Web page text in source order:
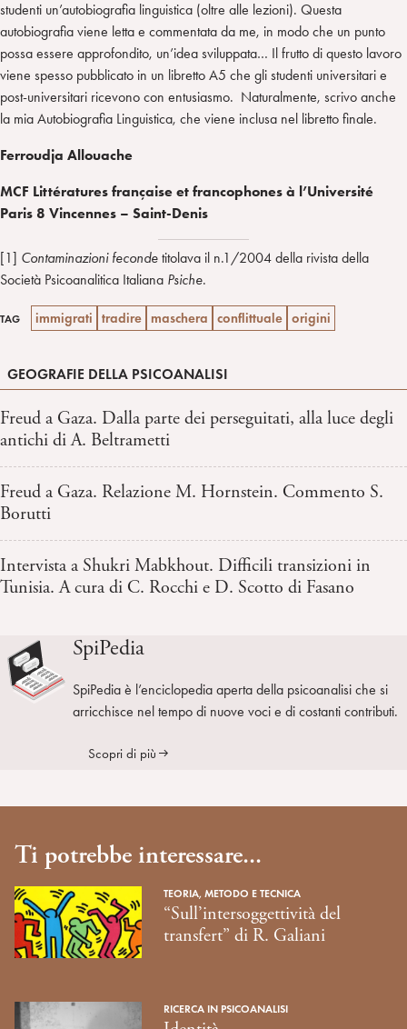
studenti un’autobiografia linguistica (oltre alle lezioni). Questa
autobiografia viene letta e commentata da me, in modo che un punto
possa essere approfondito, un’idea sviluppata… Il frutto di questo lavoro
viene spesso pubblicato in un libretto A5 che gli studenti universitari e
post-universitari ricevono con entusiasmo. Naturalmente, scrivo anche
la mia Autobiografia Linguistica, che viene inclusa nel libretto finale.
Ferroudja Allouache
MCF Littératures française et francophones à l’Université
Paris 8 Vincennes – Saint-Denis
[1] Contaminazioni feconde titolava il n.1/2004 della rivista della
Società Psicoanalitica Italiana Psiche.
TAG immigrati tradire maschera conflittuale origini
GEOGRAFIE DELLA PSICOANALISI
Freud a Gaza. Dalla parte dei perseguitati, alla luce degli
antichi di A. Beltrametti
Freud a Gaza. Relazione M. Hornstein. Commento S.
Borutti
Intervista a Shukri Mabkhout. Difficili transizioni in
Tunisia. A cura di C. Rocchi e D. Scotto di Fasano
SpiPedia
SpiPedia è l’enciclopedia aperta della psicoanalisi che si
arricchisce nel tempo di nuove voci e di costanti contributi.
Scopri di più
Ti potrebbe interessare...
TEORIA, METODO E TECNICA
“Sull’intersoggettività del
transfert” di R. Galiani
RICERCA IN PSICOANALISI